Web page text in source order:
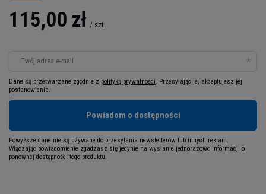
115,00 zł / szt.
Twój adres e-mail
Dane są przetwarzane zgodnie z polityką prywatności. Przesyłając je, akceptujesz jej
postanowienia.
Powiadom o dostępności
Powyższe dane nie są używane do przesyłania newsletterów lub innych reklam.
Włączając powiadomienie zgadzasz się jedynie na wysłanie jednorazowo informacji o
ponownej dostępności tego produktu.